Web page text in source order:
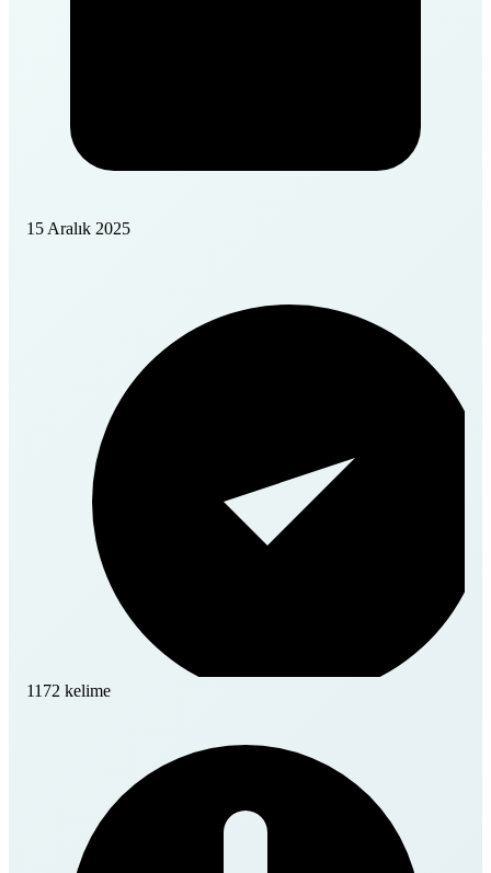
15 Aralık 2025
1172 kelime